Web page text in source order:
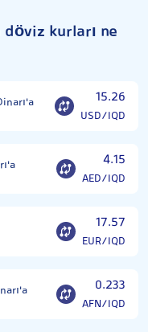
döviz kurları ne
15.26
USD/IQD
4.15
AED/IQD
17.57
EUR/IQD
0.233
AFN/IQD